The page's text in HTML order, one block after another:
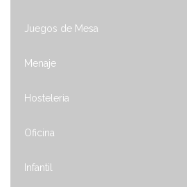
Juegos de Mesa
Menaje
Hosteleria
Oficina
Infantil